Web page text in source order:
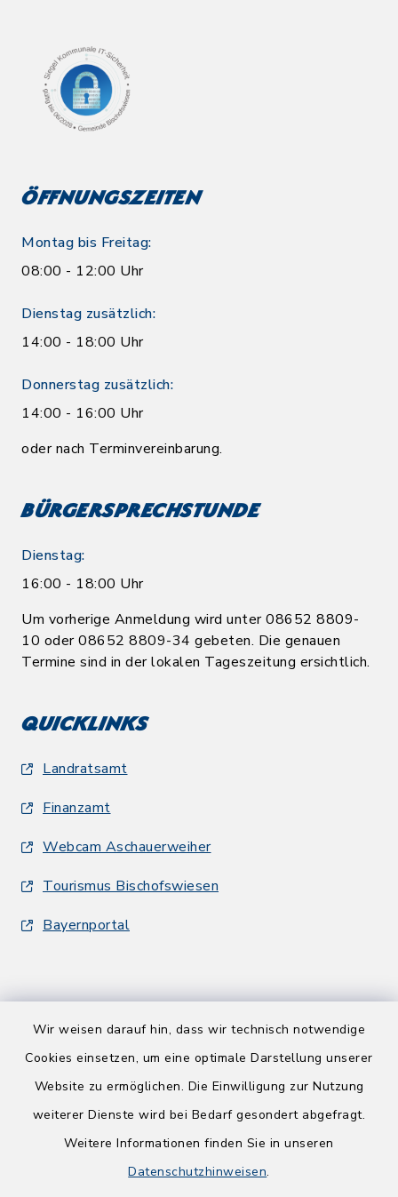
Wir weisen darauf hin, dass wir technisch notwendige
Cookies einsetzen, um eine optimale Darstellung unserer
Website zu ermöglichen. Die Einwilligung zur Nutzung
weiterer Dienste wird bei Bedarf gesondert abgefragt.
Weitere Informationen finden Sie in unseren
Datenschutzhinweisen.
Öffnungszeiten
Montag bis Freitag:
08:00 - 12:00 Uhr
Dienstag zusätzlich:
14:00 - 18:00 Uhr
Donnerstag zusätzlich:
14:00 - 16:00 Uhr
oder nach Terminvereinbarung.
Bürgersprechstunde
Dienstag:
16:00 - 18:00 Uhr
Um vorherige Anmeldung wird unter 08652 8809-
10 oder 08652 8809-34 gebeten. Die genauen
Termine sind in der lokalen Tageszeitung ersichtlich.
Quicklinks
Landratsamt
Finanzamt
Webcam Aschauerweiher
Tourismus Bischofswiesen
Bayernportal
Kontakt
Datenschutz